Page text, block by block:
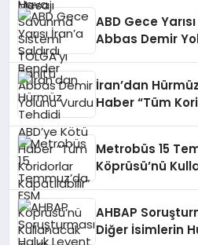
ABD Gece
Abbas Demir
İran’dan
Haber “Tüm
Metrobüs 15
Köprüsü’nü
AHBAP
Diğer İsimlerin